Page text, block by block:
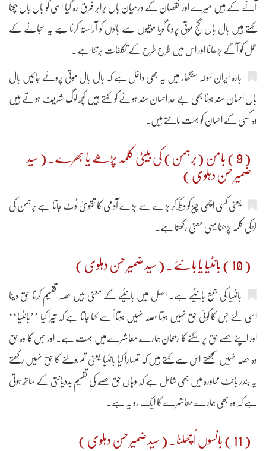
آنے کے ہیں میرے اور نقصان کے درمیان بال برابر فرق رہ گیا اسی کو بال بال بچنا
کہتے ہیں بال بال گنج موتی پرونا گویا موتیوں سے بالوں کو آراستہ کرنا ہے یہ سجانے کے
عمل کو آگے بڑھانا اور اس میں طرح طرح کے تکلفات برتنا ہے۔
بارہ ایران سولہ سنگھار میں یہ بھی داخل ہے کہ بال بال موتی پروئے جائیں بال
بال احسان مند ہونا بھی بے حد احسان مند ہونے کو کہتے ہیں کچھ لوگ شریف ہوتے ہیں
وہ کسی کے احسان کو بہت مانتے ہیں۔
( 9 ) بامن (برہمن) کی بیٹی کلمہ پڑھے یا بھرے۔ ( سید
ضمیر حسن دہلوی )
یعنی کسی اچھی چیز کو دیکھ کر بڑے سے بڑے آدمی کا تقویٰ ٹوٹ جاتا ہے برہمن کی
لڑکی کلمہ پڑھنا یہی معنی رکھتا ہے۔
( 10 ) بانٹیا یا بانٹے۔ ( سید ضمیر حسن دہلوی )
بانٹیا کی جمع بانٹیے ہے۔ اصل میں بانٹیے کے معنی ہیں حصّہ تقسیم کرنا حق دینا
اسی لئے جس کا کوئی حق نہیں ہوتا حصّہ نہیں ہوتا اُسے کہا جاتا ہے کہ تیرا کیا ’’بانٹیا‘‘
اور اپنے حصے حق پر لگنے کا رجحان ہمارے معاشرے میں بہت ہے۔ اور جس کا وہ حق
وہ حصّہ نہیں سمجھتے اس سے کہتے ہیں کہ تمہارا کیا بانٹیا یعنی تم بولنے کا حق نہیں رکھتے
یہ بندر بانٹ محاورہ میں بھی شامل ہے کہ وہاں حق حصّے کی تقسیم بددیانتی کے ساتھ ہوتی
ہے کہ وہ بھی ہمارے معاشرے کا ایک رو یہ ہے۔
( 11 ) بانسوں اُچھلنا۔ ( سید ضمیر حسن دہلوی )